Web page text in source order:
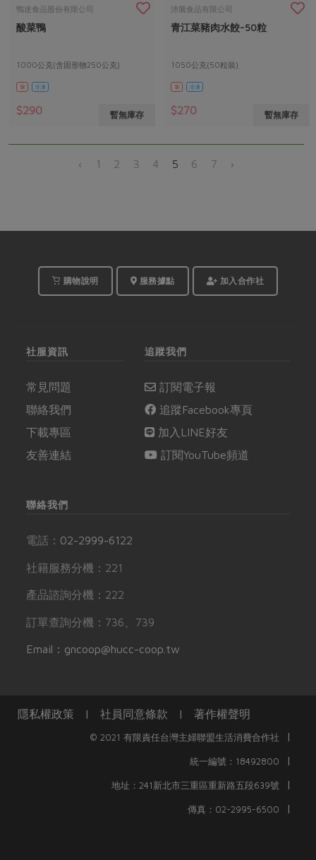
鴨迷食品股份有限公司
酸菜鴨
1000公克(含固形物250公克)
葷 冷凍
$290 暫無庫存
沛騰食品有限公司
青江菜豬肉水餃-50粒
1050公克(50粒裝)
葷 冷凍
$270 暫無庫存
‹ 1 2 3 4 5 6 7 ›
購物說明 服務據點 加入合作社
社服資訊
常見問題
聯絡我們
下載專區
友善連結
追蹤我們
訂閱電子報
追蹤Facebook專頁
加入LINE好友
訂閱YouTube頻道
聯絡我們
電話： 02-2999-6122
社籍服務分機：221
產品諮詢分機：222
訂單查詢分機：736、739
Email：gncoop@hucc-coop.tw
隱私權政策 | 社員同意條款 | 著作權聲明
© 2021 有限責任台灣主婦聯盟生活消費合作社 |
統一編號：18492800 |
地址：241新北市三重區重新路五段639號 |
傳真：02-2995-6500 |